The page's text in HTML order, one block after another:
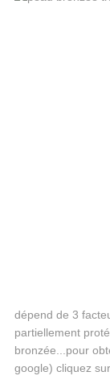
dépend de 3
partiellement
bronzée...pour
google) cliquez